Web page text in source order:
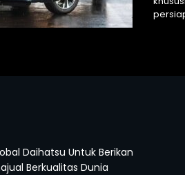
Daihatsu Untuk Berikan
Berkualitas Dunia
Luxio